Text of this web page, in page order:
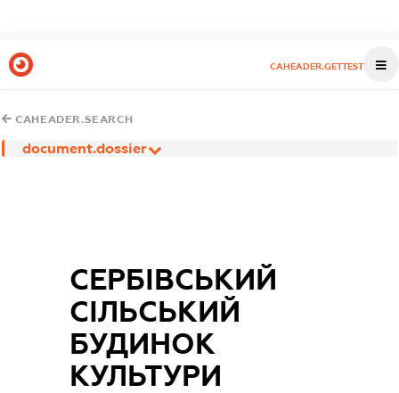
CAHEADER.GETTEST
CAHEADER.SEARCH
document.dossier
СЕРБІВСЬКИЙ
СІЛЬСЬКИЙ
БУДИНОК
КУЛЬТУРИ